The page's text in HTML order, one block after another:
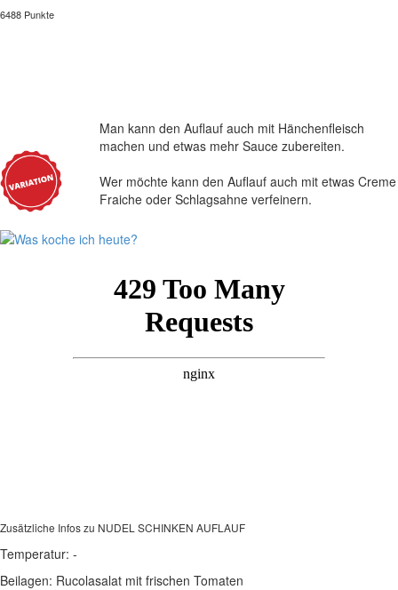
6488 Punkte
Man kann den Auflauf auch mit Hänchenfleisch
machen und etwas mehr Sauce zubereiten.
Wer möchte kann den Auflauf auch mit etwas Creme
Fraiche oder Schlagsahne verfeinern.
Zusätzliche Infos zu NUDEL SCHINKEN AUFLAUF
Temperatur: -
Beilagen: Rucolasalat mit frischen Tomaten